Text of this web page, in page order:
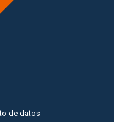
de datos